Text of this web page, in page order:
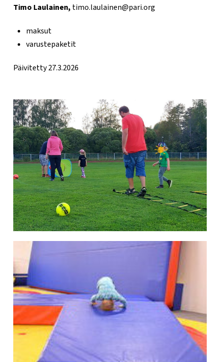
Timo Laulainen, timo.laulainen@pari.org
maksut
varustepaketit
Päivitetty 27.3.2026